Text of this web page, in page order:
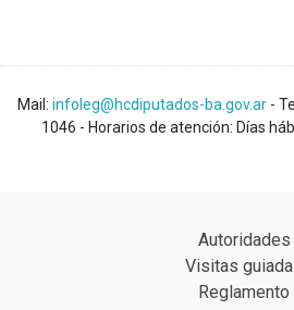
Mail: infoleg@hcdiputados-ba.gov.ar -
1046 - Horarios de atención: Días
Autoridades
Visitas
Reglamento